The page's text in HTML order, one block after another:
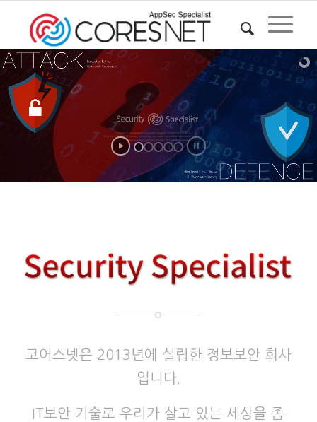
Coresnet is an information security company established in 2013.
With the belief that IT security technology can make our world a safer and better place,
we continue to grow to become Security Specialist in Korea.
코어스넷은 2013년에 설립한 정보보안 회사
입니다.
IT보안 기술로 우리가 살고 있는 세상을 좀